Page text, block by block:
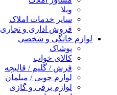
ویلا
سایر خدمات املاک
فروش اداری و تجاری
لوازم خانگی و شخصی
پوشاک
کالای خواب
فرش / گلیم / قالیچه
لوازم چوبی / مبلمان
لوازم برقی و گازی